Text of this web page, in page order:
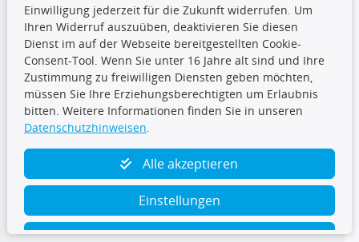
Folge uns
TecDoc Inside
Einwilligung jederzeit für die Zukunft widerrufen. Um
Ihren Widerruf auszuüben, deaktivieren Sie diesen
Dienst im auf der Webseite bereitgestellten Cookie-
Consent-Tool. Wenn Sie unter 16 Jahre alt sind und Ihre
Zustimmung zu freiwilligen Diensten geben möchten,
müssen Sie Ihre Erziehungsberechtigten um Erlaubnis
bitten. Weitere Informationen finden Sie in unseren
Datenschutzhinweisen.
Alle akzeptieren
Einstellungen
Ablehnen